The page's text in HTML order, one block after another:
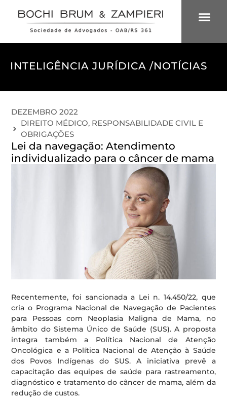
INTELIGÊNCIA JURÍDICA /NOTÍCIAS
DEZEMBRO 2022
DIREITO MÉDICO, RESPONSABILIDADE CIVIL E
OBRIGAÇÕES
Lei da navegação: Atendimento
individualizado para o câncer de mama
Recentemente, foi sancionada a Lei n. 14.450/22, que
cria o Programa Nacional de Navegação de Pacientes
para Pessoas com Neoplasia Maligna de Mama, no
âmbito do Sistema Único de Saúde (SUS). A proposta
integra também a Política Nacional de Atenção
Oncológica e a Política Nacional de Atenção à Saúde
dos Povos Indígenas do SUS. A iniciativa prevê a
capacitação das equipes de saúde para rastreamento,
diagnóstico e tratamento do câncer de mama, além da
redução de custos.